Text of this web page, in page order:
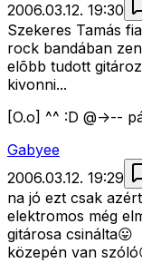
2006.03.12. 19:30
Szekeres Tamás
rock bandában
elõbb tudott
kivonni...
[O.o] ^^ :D @->--
Gabyee
2006.03.12. 19:29
na jó ezt csak
elektromos még
gitárosa csinálta😛
közepén van